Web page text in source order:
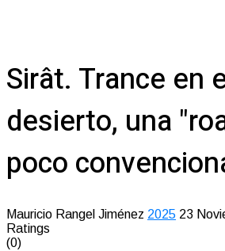
Sirât. Trance en
desierto, una
poco
Mauricio Rangel Jiménez 2025 23
Ratings
(0)